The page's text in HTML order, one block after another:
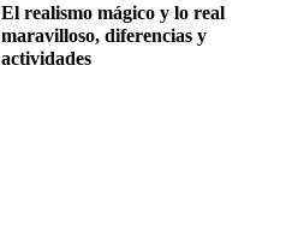
El realismo mágico y lo real
maravilloso, diferencias y
actividades